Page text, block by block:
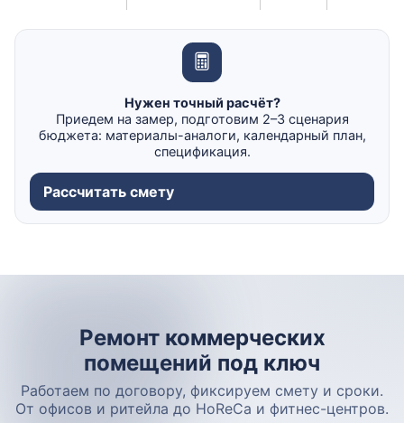
Нужен точный расчёт?
Приедем на замер, подготовим 2–3 сценария
бюджета: материалы-аналоги, календарный план,
спецификация.
Рассчитать смету
Ремонт коммерческих
помещений под ключ
Работаем по договору, фиксируем смету и сроки.
От офисов и ритейла до HoReCa и фитнес-центров.